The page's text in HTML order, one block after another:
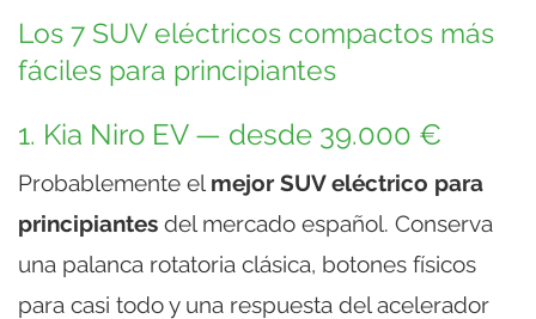
Los 7 SUV eléctricos compactos más
fáciles para principiantes
1. Kia Niro EV — desde 39.000 €
Probablemente el mejor SUV eléctrico para
principiantes del mercado español. Conserva
una palanca rotatoria clásica, botones físicos
para casi todo y una respuesta del acelerador